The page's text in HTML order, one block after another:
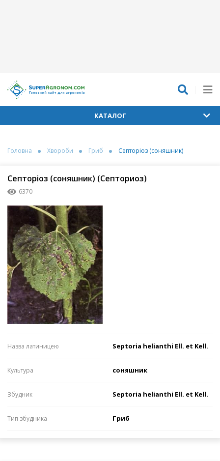
КАТАЛОГ
Головна Хвороби Гриб Септоріоз (соняшник)
Септоріоз (соняшник) (Септориоз)
6370
Назва латиницею Septoria helianthi Ell. et Kell.
Культура соняшник
Збудник Septoria helianthi Ell. et Kell.
Тип збудника Гриб